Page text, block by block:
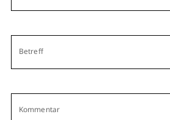
Betreff
Kommentar